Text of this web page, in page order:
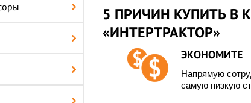
5 ПРИЧИН КУПИТЬ В
«ИНТЕРТРАКТОР»
ЭКОНОМИТЕ
Напрямую
самую низкую